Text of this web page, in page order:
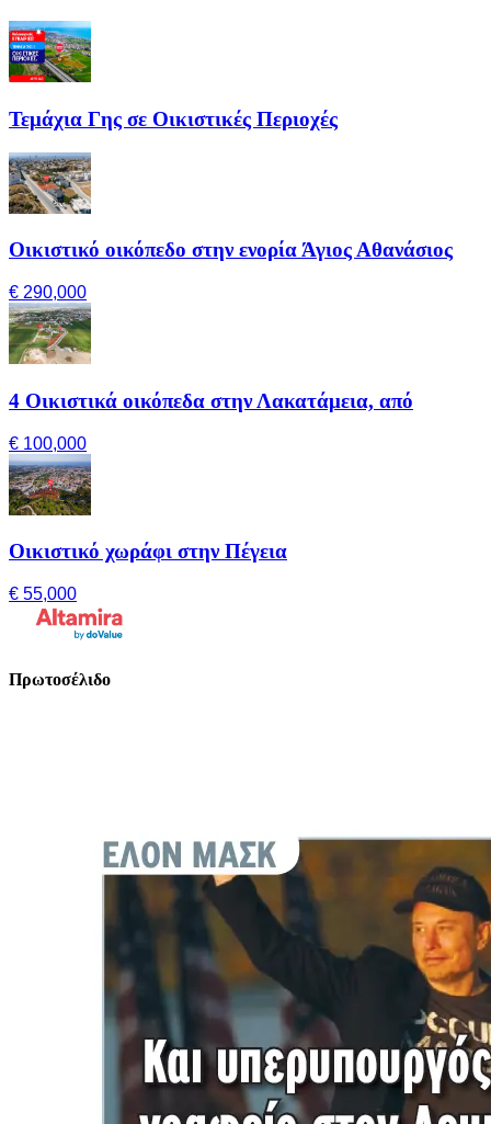
Τεμάχια Γης σε Οικιστικές Περιοχές
Οικιστικό οικόπεδο στην ενορία Άγιος Αθανάσιος
€ 290,000
4 Οικιστικά οικόπεδα στην Λακατάμεια, από
€ 100,000
Οικιστικό χωράφι στην Πέγεια
€ 55,000
Πρωτοσέλιδο